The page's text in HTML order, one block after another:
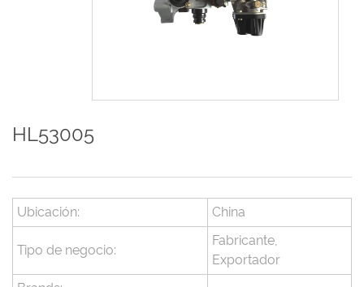
HL53005
Ubicación: China
Tipo de negocio:
Fabricante,
Exportador